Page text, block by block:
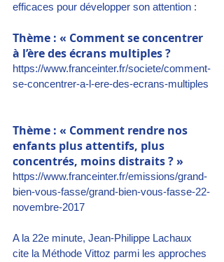
efficaces pour développer son attention :
Thème : « Comment se concentrer
à l’ère des écrans multiples ?
https://www.franceinter.fr/societe/comment-
se-concentrer-a-l-ere-des-ecrans-multiples
Thème : « Comment rendre nos
enfants plus attentifs, plus
concentrés, moins distraits ? »
https://www.franceinter.fr/emissions/grand-
bien-vous-fasse/grand-bien-vous-fasse-22-
novembre-2017
A la 22e minute, Jean-Philippe Lachaux
cite la Méthode Vittoz parmi les approches